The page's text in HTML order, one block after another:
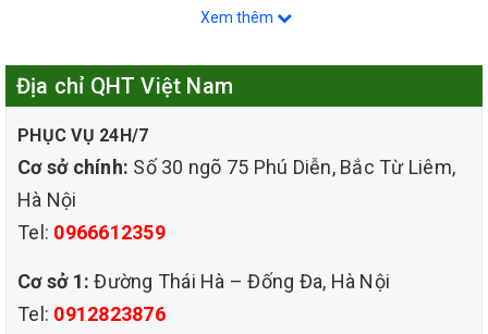
này đảm bảo về dịch vụ chất lượng tốt nhất hiện nay đó
chính là Công ty QHT VIỆT NAM cung cấp dịch vụ ở quận
CẦU GIẤY và các quận ở Hà Nội.
Xem thêm
Địa chỉ QHT Việt Nam
PHỤC VỤ 24H/7
Cơ sở chính: Số 30 ngõ 75 Phú Diễn, Bắc Từ Liêm,
Hà Nội
Tel: 0966612359
Cơ sở 1: Đường Thái Hà – Đống Đa, Hà Nội
Tel: 0912823876